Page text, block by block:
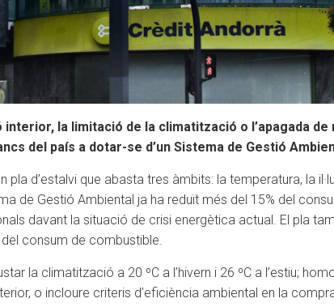
la limitació de la climatització o l’apagada
del país a dotar-se d’un Sistema de Gestió
d’estalvi que abasta tres àmbits: la temperatura, la
de Gestió Ambiental ja ha reduït més del 15% del
davant la situació de crisi energètica actual. El pla
consum de combustible.
la climatització a 20 ºC a l’hivern i 26 ºC a l’estiu;
o incloure criteris d’eficiència ambiental en la